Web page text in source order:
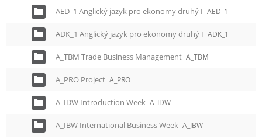
AED_1 Anglický jazyk pro ekonomy druhý I AED_1
ADK_1 Anglický jazyk pro ekonomy druhý I ADK_1
A_TBM Trade Business Management A_TBM
A_PRO Project A_PRO
A_IDW Introduction Week A_IDW
A_IBW International Business Week A_IBW